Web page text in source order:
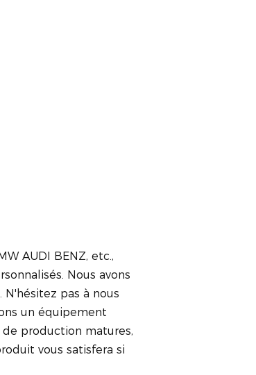
AUDI BENZ, etc.,
Nous avons
pas à nous
un équipement
production matures,
vous satisfera si